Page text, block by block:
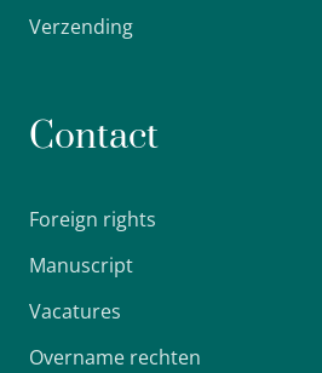
Verzending
Contact
Foreign rights
Manuscript
Vacatures
Overname rechten